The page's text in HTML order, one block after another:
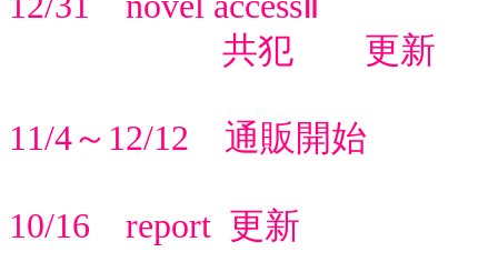
共犯 更新
11/4～12/12 通販開始
10/16 report 更新